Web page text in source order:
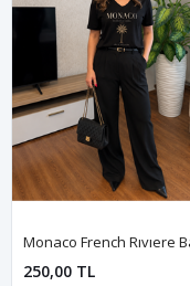
250,00 TL